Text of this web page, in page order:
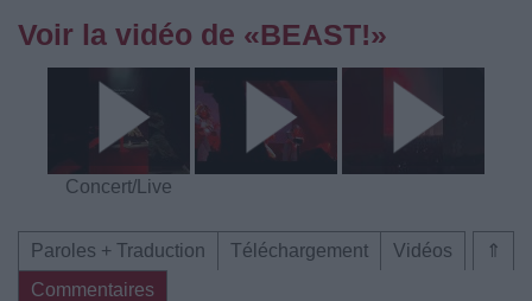
Voir la vidéo de «BEAST!»
Concert/Live
⇑
Paroles + Traduction Téléchargement
Vidéos
Commentaires